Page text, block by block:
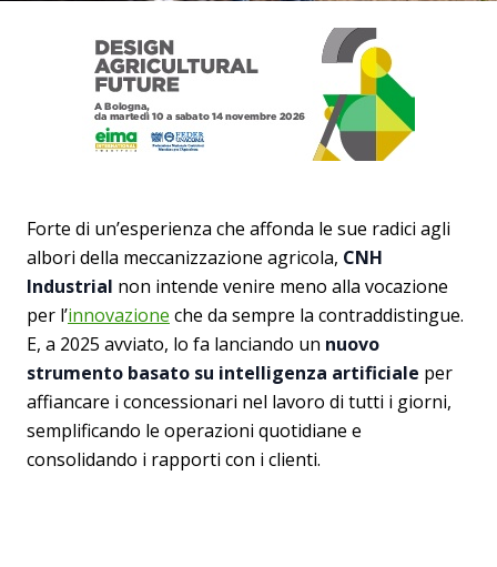
Forte di un’esperienza che affonda le sue radici agli
albori della meccanizzazione agricola, CNH
Industrial non intende venire meno alla vocazione
per l’innovazione che da sempre la contraddistingue.
E, a 2025 avviato, lo fa lanciando un nuovo
strumento basato su intelligenza artificiale per
affiancare i concessionari nel lavoro di tutti i giorni,
semplificando le operazioni quotidiane e
consolidando i rapporti con i clienti.